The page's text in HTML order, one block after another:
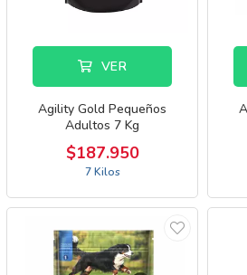
VER
Agility Gold Pequeños
Adultos 7 Kg
$187.950
7 Kilos